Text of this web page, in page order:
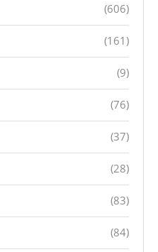
(606)
(161)
(9)
(76)
(37)
(28)
(83)
(84)